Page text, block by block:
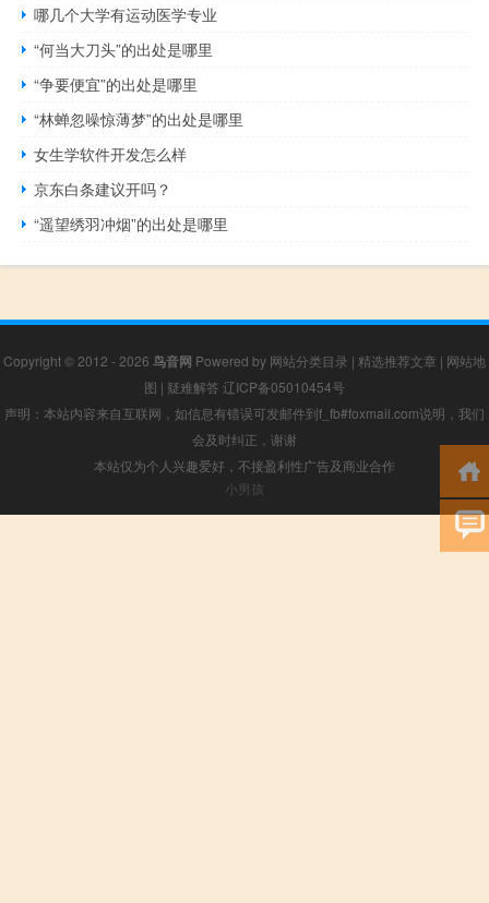
哪几个大学有运动医学专业
“何当大刀头”的出处是哪里
“争要便宜”的出处是哪里
“林蝉忽噪惊薄梦”的出处是哪里
女生学软件开发怎么样
京东白条建议开吗？
“遥望绣羽冲烟”的出处是哪里
Copyright © 2012 - 2026 鸟音网 Powered by 网站分类目录 | 精选推荐文章 | 网站地
图 | 疑难解答 辽ICP备05010454号
声明：本站内容来自互联网，如信息有错误可发邮件到f_fb#foxmail.com说明，我们
会及时纠正，谢谢
本站仅为个人兴趣爱好，不接盈利性广告及商业合作
小男孩